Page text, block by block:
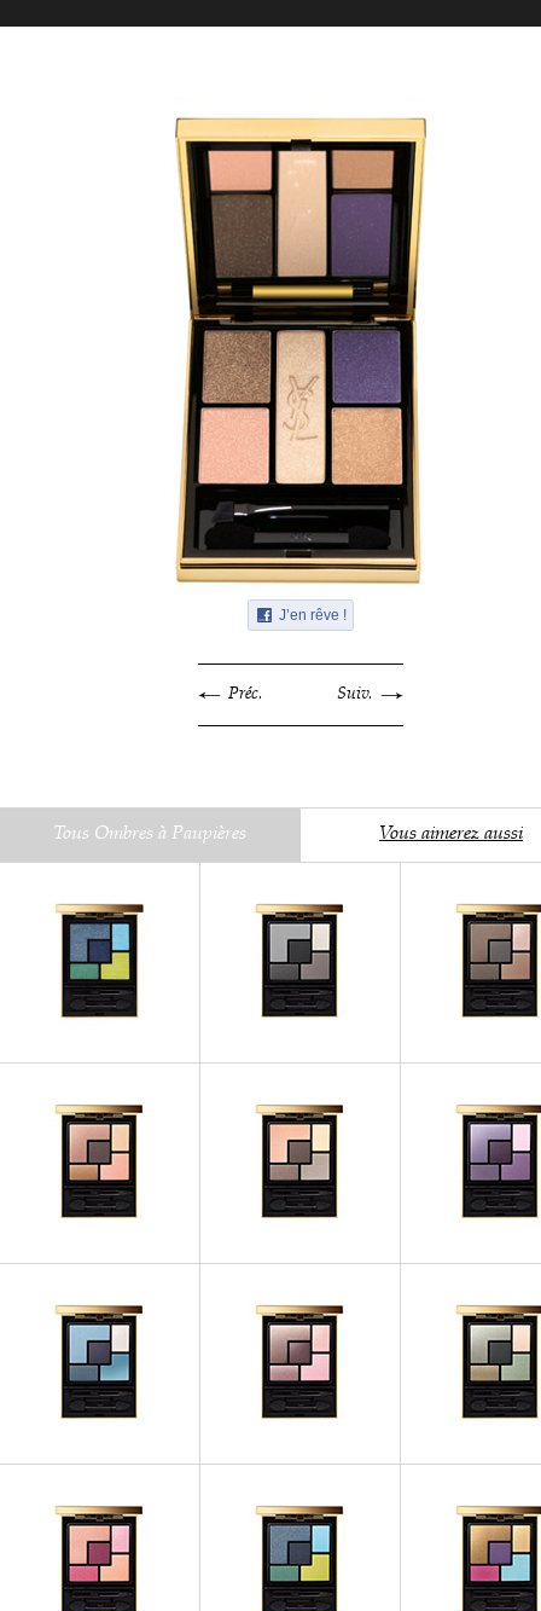
J’en rêve !
Préc. Suiv.
Tous Ombres à Paupières Vous aimerez aussi
OMBRES À PAUPIÈRES
Couture Palette - Lumières
Majorelle
OMBRES À PAUPIÈRES
Couture Palette - 01 Tuxedo
OMBRES À
OMBRES À PAUPIÈRES
Couture Palette - 03 Afrique
OMBRES À PAUPIÈRES
Couture Palette - 04
Saharienne
OMBRES À
Couture
Surréaliste
OMBRES À PAUPIÈRES
Couture Palette - 06 Rive
Gauche
OMBRES À PAUPIÈRES
Couture Palette - 07
Parisienne
OMBRES À
Couture Palette -
Garde